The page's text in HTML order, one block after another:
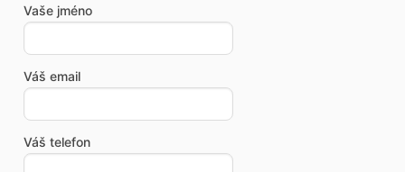
Vaše jméno
Váš email
Váš telefon